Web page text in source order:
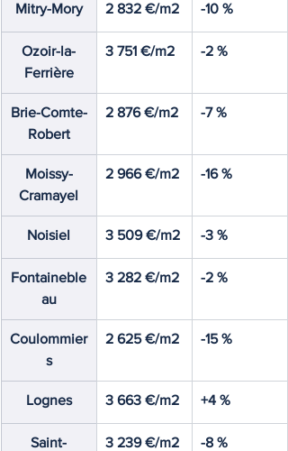
Mitry-Mory 2 832 €/m2 -10 %
Ozoir-la-
Ferrière
3 751 €/m2 -2 %
Brie-Comte-
Robert
2 876 €/m2 -7 %
Moissy-
Cramayel
2 966 €/m2 -16 %
Noisiel 3 509 €/m2 -3 %
Fontaineble
au
3 282 €/m2 -2 %
Coulommier
s
2 625 €/m2 -15 %
Lognes 3 663 €/m2 +4 %
Saint-
3 239 €/m2 -8 %